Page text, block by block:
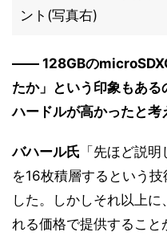
ント(写真右)
―― 128GBの
たか」という印象もあ
ハードルが高かったと
バハール氏 「先ほど説
を16枚積層するという
した。しかしそれ以上
れる価格で提供すること